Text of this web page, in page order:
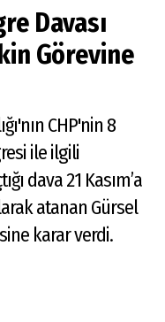
Davası
Görevine
CHP'nin 8
ile ilgili
dava 21 Kasım’a
atanan Gürsel
karar verdi.